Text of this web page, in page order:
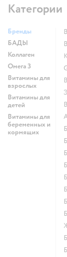
Категории
Бренды
БАДЫ
Коллаген
Омега 3
Витамины для
взрослых
Витамины для
детей
Витамины для
беременных и
кормящих